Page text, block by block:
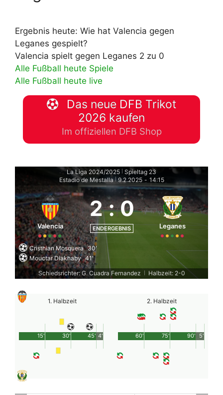
Ergebnis heute: Wie hat Valencia gegen
Leganes gespielt?
Valencia spielt gegen Leganes 2 zu 0
Alle Fußball heute Spiele
Alle Fußball heute live
Das neue DFB Trikot
2026 kaufen
Im offiziellen DFB Shop
La Liga 2024/2025 Spieltag 23
Estadio de Mestalla 9.2.2025 - 14:15
Valencia
2 :0
ENDERGEBNIS Leganes
Cristhian Mosquera 30'
Mouctar Diakhaby 41'
Schiedsrichter: G. Cuadra Fernandez
Halbzeit: 2-0
1. Halbzeit
45'
15' 30' 4'
2. Halbzeit
90'
60' 75' 5'